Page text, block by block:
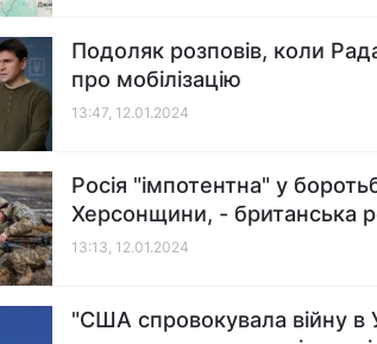
Подоляк розповів, коли
про мобілізацію
13:47, 12.01.2024
Росія "імпотентна" у
Херсонщини, - британська
13:13, 12.01.2024
"США спровокувала війну в